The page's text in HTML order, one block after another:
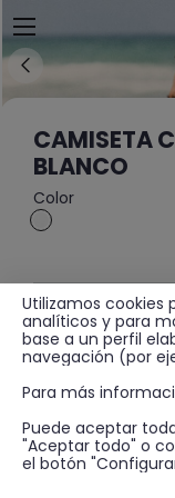
CAMISETA
BLANCO
Color
MÁS
Utilizamos cookies
analíticos y para
base a un perfil
navegación (por
Para más
Puede aceptar
"Aceptar todo" o
el botón